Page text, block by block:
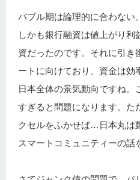
バブル期は論理的に合わない
しかも銀行融資は値上がり利
資だったのです。それに引き
ートに向けており、資金は効
日本全体の景気動向ですね
すぎると問題になります。た
クセルをふかせば…日本丸は
スマートコミュニティーの話